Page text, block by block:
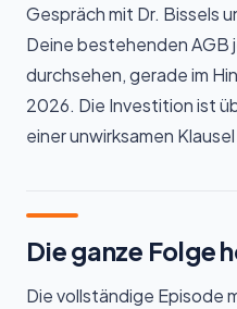
Gespräch mit Dr. Bissels
Deine bestehenden AGB
durchsehen, gerade im
2026. Die Investition ist
einer unwirksamen
Die ganze Folge
Die vollständige Episode